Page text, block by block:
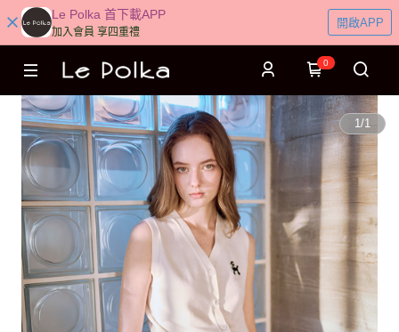
Le Polka 首下載APP
加入會員 享四重禮
開啟APP
0
1/1